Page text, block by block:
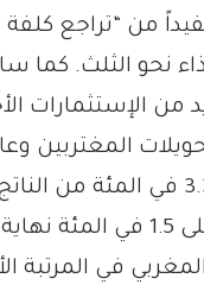
من “تراجع
نحو الثلث. كما
الإستثمارات
المغتربين
في المرتبة